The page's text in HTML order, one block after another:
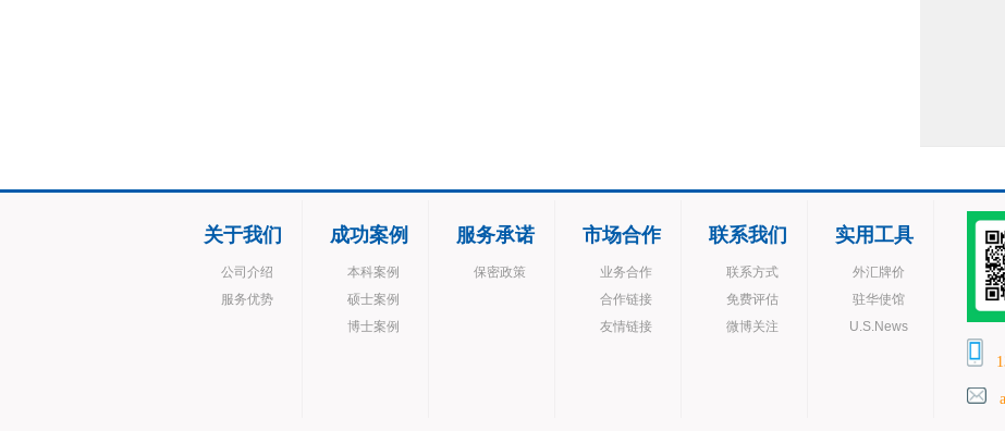
关于我们
公司介绍
服务优势
成功案例
本科案例
硕士案例
博士案例
服务承诺
保密政策
市场合作
业务合作
合作链接
友情链接
联系我们
联系方式
免费评估
微博关注
实用工具
外汇牌价
驻华使馆
U.S.News